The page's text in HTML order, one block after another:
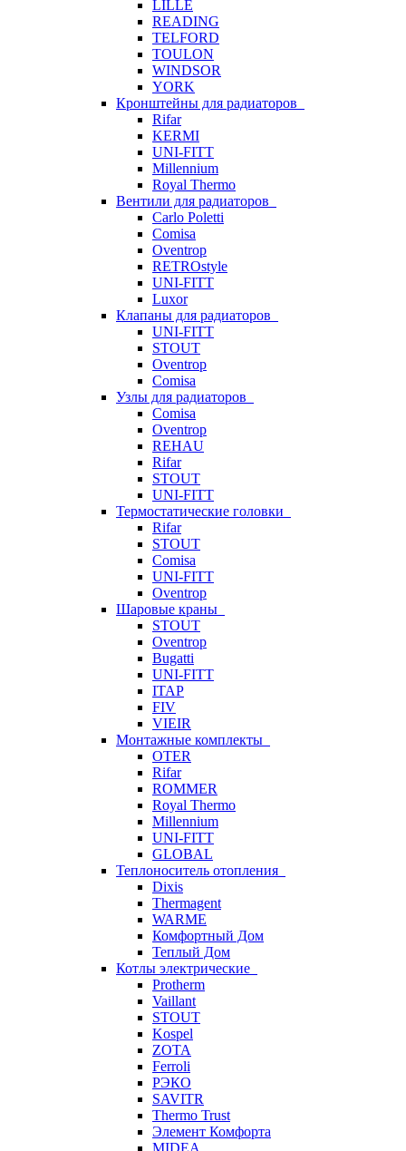
LILLE
READING
TELFORD
TOULON
WINDSOR
YORK
Кронштейны для радиаторов
Rifar
KERMI
UNI-FITT
Millennium
Royal Thermo
Вентили для радиаторов
Carlo Poletti
Comisa
Oventrop
RETROstyle
UNI-FITT
Luxor
Клапаны для радиаторов
UNI-FITT
STOUT
Oventrop
Comisa
Узлы для радиаторов
Comisa
Oventrop
REHAU
Rifar
STOUT
UNI-FITT
Термостатические головки
Rifar
STOUT
Comisa
UNI-FITT
Oventrop
Шаровые краны
STOUT
Oventrop
Bugatti
UNI-FITT
ITAP
FIV
VIEIR
Монтажные комплекты
OTER
Rifar
ROMMER
Royal Thermo
Millennium
UNI-FITT
GLOBAL
Теплоноситель отопления
Dixis
Thermagent
WARME
Комфортный Дом
Теплый Дом
Котлы электрические
Protherm
Vaillant
STOUT
Kospel
ZOTA
Ferroli
РЭКО
SAVITR
Thermo Trust
Элемент Комфорта
MIDEA